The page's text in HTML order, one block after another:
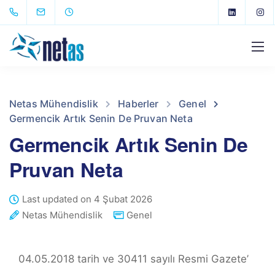
Netas Mühendislik Haberler
Genel
Germencik Artık Senin De Pruvan Neta
Germencik Artık Senin De
Pruvan Neta
Last updated on 4 Şubat 2026
Netas Mühendislik
Genel
04.05.2018 tarih ve 30411 sayılı Resmi Gazete’